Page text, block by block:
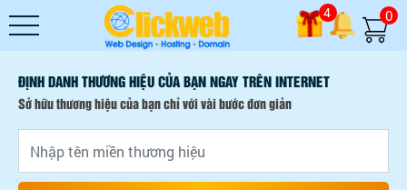
ĐỊNH DANH THƯƠNG HIỆU CỦA BẠN NGAY TRÊN INTERNET
Sở hữu thương hiệu của bạn chỉ với vài bước đơn giản
4 0